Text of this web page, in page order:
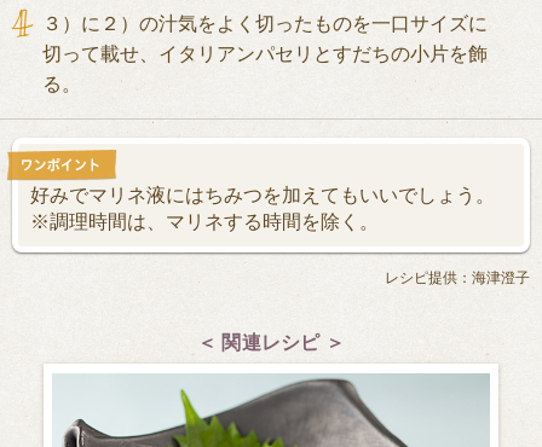
３）に２）の汁気をよく切ったものを一口サイズに
切って載せ、イタリアンパセリとすだちの小片を飾
る。
好みでマリネ液にはちみつを加えてもいいでしょう。
※調理時間は、マリネする時間を除く。
レシピ提供：海津澄子
＜ 関連レシピ ＞